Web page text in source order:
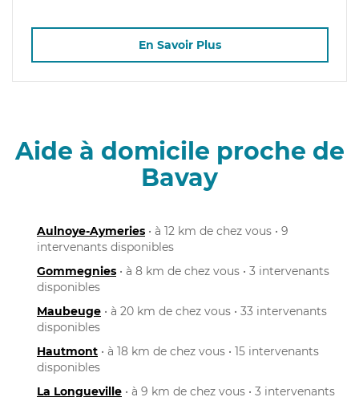
En Savoir Plus
Aide à domicile proche de
Bavay
Aulnoye-Aymeries • à 12 km de chez vous • 9
intervenants disponibles
Gommegnies • à 8 km de chez vous • 3 intervenants
disponibles
Maubeuge • à 20 km de chez vous • 33 intervenants
disponibles
Hautmont • à 18 km de chez vous • 15 intervenants
disponibles
La Longueville • à 9 km de chez vous • 3 intervenants